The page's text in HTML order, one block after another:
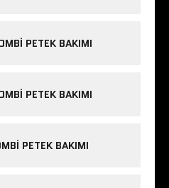
PETEK BAKIMI
PETEK BAKIMI
PETEK BAKIMI